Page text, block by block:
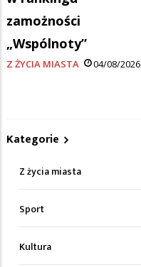
zamożności
„Wspólnoty”
Z ŻYCIA MIASTA 04/08/2026
Kategorie
Z życia miasta
Sport
Kultura